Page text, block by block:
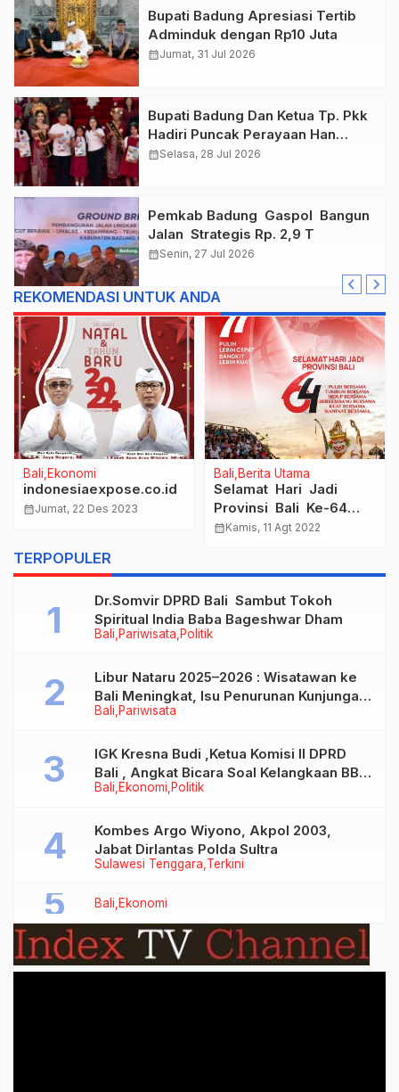
Bupati Badung Apresiasi Tertib
Adminduk dengan Rp10 Juta
calendar_monthJumat, 31 Jul 2026
Bupati Badung Dan Ketua Tp. Pkk
Hadiri Puncak Perayaan Han
Tahun 2026
calendar_monthSelasa, 28 Jul 2026
Pemkab Badung Gaspol Bangun
Jalan Strategis Rp. 2,9 T
calendar_monthSenin, 27 Jul 2026
REKOMENDASI UNTUK ANDA
Bali Ekonomi
indonesiaexpose.co.id
calendar_monthJumat, 22 Des 2023
Bali Berita Utama
Selamat Hari Jadi
Provinsi Bali Ke-64
Dan Dirgahayu
calendar_monthKamis, 11 Agt 2022
TERPOPULER
Bali Pariwisata Politik
Dr.Somvir DPRD Bali Sambut Tokoh
Spiritual India Baba Bageshwar Dham
Bali Pariwisata
Libur Nataru 2025–2026 : Wisatawan ke
Bali Meningkat, Isu Penurunan Kunjungan
Tidak Benar
Bali Ekonomi Politik
IGK Kresna Budi ,Ketua Komisi II DPRD
Bali , Angkat Bicara Soal Kelangkaan BBM
Bersubsidi Jenis Solar
Sulawesi Tenggara Terkini
Kombes Argo Wiyono, Akpol 2003,
Jabat Dirlantas Polda Sultra
Bali Ekonomi